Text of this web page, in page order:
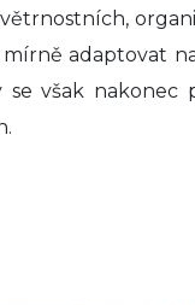
adaptovat
se však nakonec